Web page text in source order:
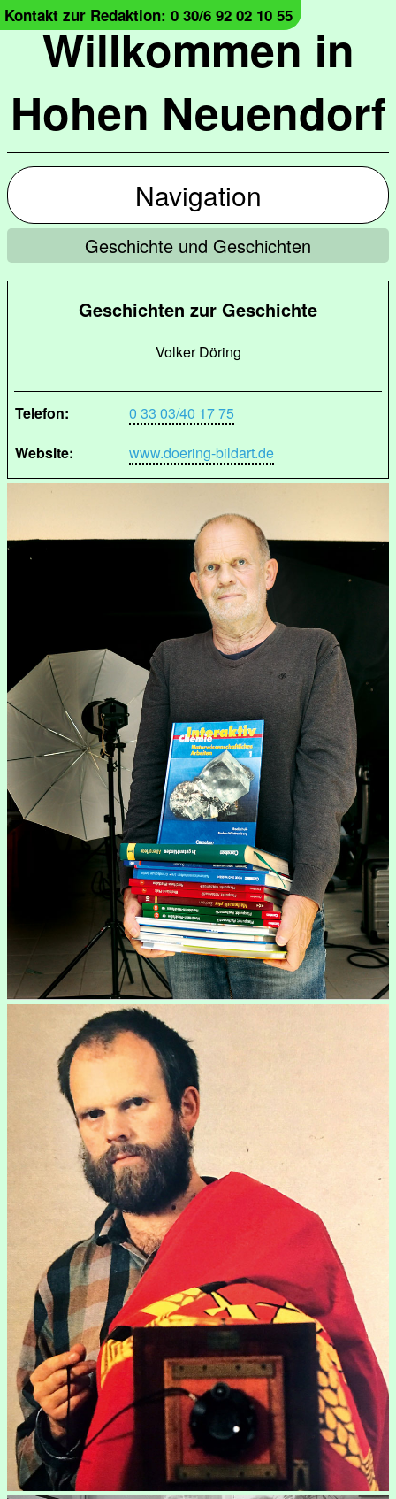
Willkommen in
Hohen Neuendorf
Kontakt zur Redaktion: 0 30/6 92 02 10 55
Navigation
Geschichte und Geschichten
Geschichten zur Geschichte
Volker Döring
Telefon:
0 33 03/40 17 75
Website:
www.doering-bildart.de